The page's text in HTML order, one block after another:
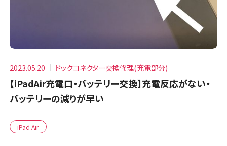
2023.05.20 ドックコネクター交換修理(充電部分)
【iPadAir充電口・バッテリー交換】充電反応がない・
バッテリーの減りが早い
iPad Air